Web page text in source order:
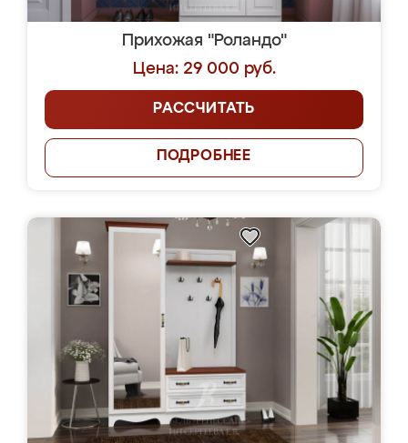
Прихожая "Роландо"
Цена: 29 000 руб.
РАССЧИТАТЬ
ПОДРОБНЕЕ